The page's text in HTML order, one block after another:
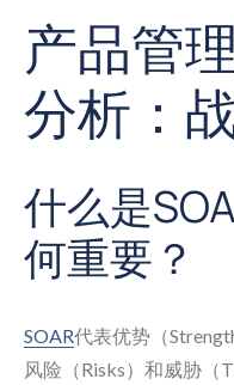
产品管
分析：
什么是
何重要？
SOAR代表优势（
风险（Risks）和威胁